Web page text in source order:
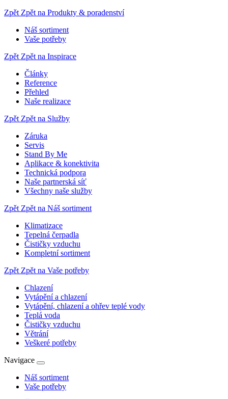
Zpět Zpět na Produkty & poradenství
Náš sortiment
Vaše potřeby
Zpět Zpět na Inspirace
Články
Reference
Přehled
Naše realizace
Zpět Zpět na Služby
Záruka
Servis
Stand By Me
Aplikace & konektivita
Technická podpora
Naše partnerská síť
Všechny naše služby
Zpět Zpět na Náš sortiment
Klimatizace
Tepelná čerpadla
Čističky vzduchu
Kompletní sortiment
Zpět Zpět na Vaše potřeby
Chlazení
Vytápění a chlazení
Vytápění, chlazení a ohřev teplé vody
Teplá voda
Čističky vzduchu
Větrání
Veškeré potřeby
Navigace
Náš sortiment
Vaše potřeby